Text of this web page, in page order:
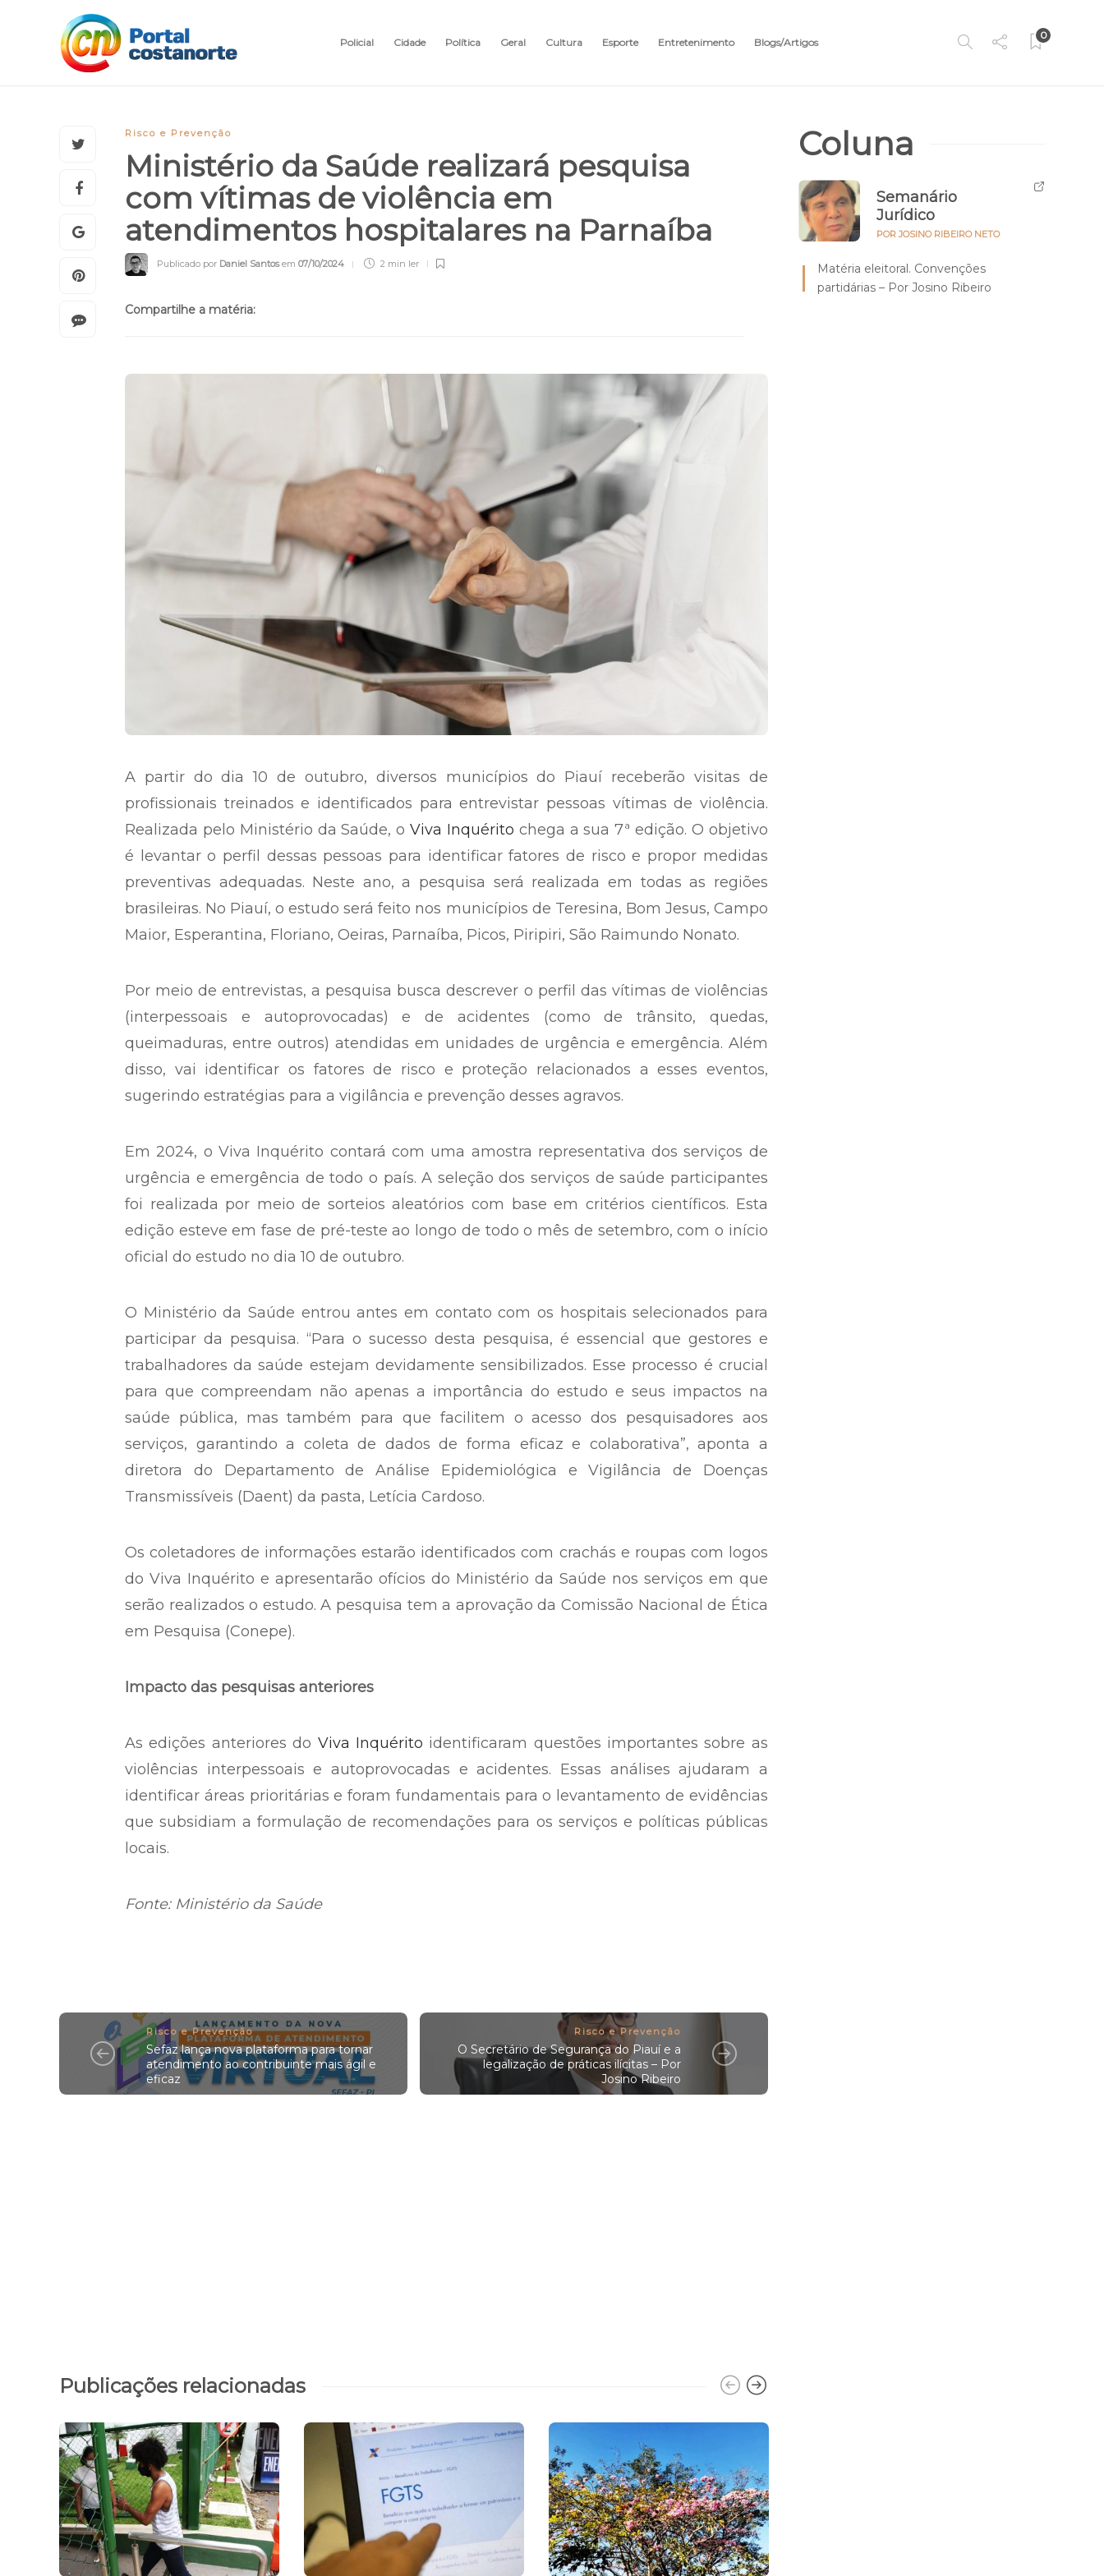
Policial Cidade Política Geral Cultura Esporte Entretenimento Blogs/Artigos
0
Risco e Prevenção
Ministério da Saúde realizará pesquisa
com vítimas de violência em
atendimentos hospitalares na Parnaíba
Publicado por Daniel Santosem 07/10/2024 2 min ler
Compartilhe a matéria:
A partir do dia 10 de outubro, diversos municípios do Piauí receberão visitas de
profissionais treinados e identificados para entrevistar pessoas vítimas de violência.
Realizada pelo Ministério da Saúde, oViva Inquérito chega a sua 7ª edição. O objetivo
é levantar o perfil dessas pessoas para identificar fatores de risco e propor medidas
preventivas adequadas. Neste ano, a pesquisa será realizada em todas as regiões
brasileiras. No Piauí, o estudo será feito nos municípios de Teresina, Bom Jesus, Campo
Maior, Esperantina, Floriano, Oeiras, Parnaíba, Picos, Piripiri, São Raimundo Nonato.
Por meio de entrevistas, a pesquisa busca descrever o perfil das vítimas de violências
(interpessoais e autoprovocadas) e de acidentes (como de trânsito, quedas,
queimaduras, entre outros) atendidas em unidades de urgência e emergência. Além
disso, vai identificar os fatores de risco e proteção relacionados a esses eventos,
sugerindo estratégias para a vigilância e prevenção desses agravos.
Em 2024, o Viva Inquérito contará com uma amostra representativa dos serviços de
urgência e emergência de todo o país. A seleção dos serviços de saúde participantes
foi realizada por meio de sorteios aleatórios com base em critérios científicos. Esta
edição esteve em fase de pré-teste ao longo de todo o mês de setembro, com o início
oficial do estudo no dia 10 de outubro.
O Ministério da Saúde entrou antes em contato com os hospitais selecionados para
participar da pesquisa. “Para o sucesso desta pesquisa, é essencial que gestores e
trabalhadores da saúde estejam devidamente sensibilizados. Esse processo é crucial
para que compreendam não apenas a importância do estudo e seus impactos na
saúde pública, mas também para que facilitem o acesso dos pesquisadores aos
serviços, garantindo a coleta de dados de forma eficaz e colaborativa”, aponta a
diretora do Departamento de Análise Epidemiológica e Vigilância de Doenças
Transmissíveis (Daent) da pasta, Letícia Cardoso.
Os coletadores de informações estarão identificados com crachás e roupas com logos
do Viva Inquérito e apresentarão ofícios do Ministério da Saúde nos serviços em que
serão realizados o estudo. A pesquisa tem a aprovação da Comissão Nacional de Ética
em Pesquisa (Conepe).
Impacto das pesquisas anteriores
As edições anteriores do Viva Inquérito identificaram questões importantes sobre as
violências interpessoais e autoprovocadas e acidentes. Essas análises ajudaram a
identificar áreas prioritárias e foram fundamentais para o levantamento de evidências
que subsidiam a formulação de recomendações para os serviços e políticas públicas
locais.
Fonte: Ministério da Saúde
Risco e Prevenção
Sefaz lança nova plataforma para tornar
atendimento ao contribuinte mais ágil e
eficaz
Risco e Prevenção
O Secretário de Segurança do Piauí e a
legalização de práticas ilícitas – Por
Josino Ribeiro
Publicações relacionadas
Coluna
Semanário
Jurídico
POR JOSINO RIBEIRO NETO
Matéria eleitoral. Convenções
partidárias – Por Josino Ribeiro